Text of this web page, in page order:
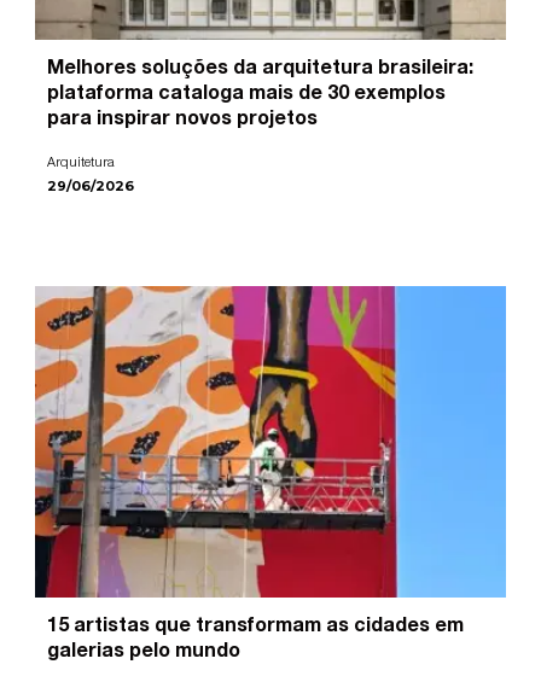
Melhores soluções da arquitetura brasileira:
plataforma cataloga mais de 30 exemplos
para inspirar novos projetos
Arquitetura
29/06/2026
15 artistas que transformam as cidades em
galerias pelo mundo